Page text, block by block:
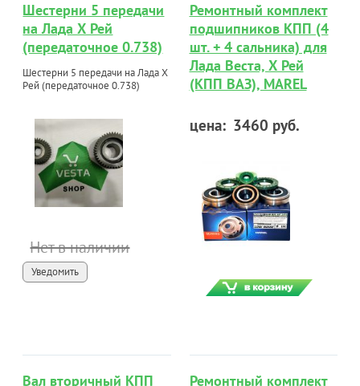
Шестерни 5 передачи
на Лада Х Рей
(передаточное 0.738)
Шестерни 5 передачи на Лада Х
Рей (передаточное 0.738)
Нет в наличии
Уведомить
Ремонтный комплект
подшипников КПП (4
шт. + 4 сальника) для
Лада Веста, Х Рей
(КПП ВАЗ), MAREL
цена: 3460 руб.
Вал вторичный КПП
Ремонтный комплект